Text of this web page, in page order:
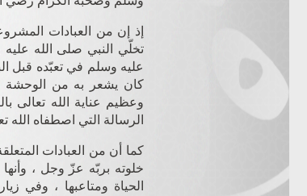
إذ إن من العبادات
تخلّي النبي صلى الله عليه
عليه وسلم في تعبّده قبل
كان يشعر به من الوحشة
وعظيم عناية الله تعالى
الرسالة التي اصطفاه الله
كما أن من العبادات
خلوته بربّه عزّ وجل ،
الحياة ومتاعبها ، وفي